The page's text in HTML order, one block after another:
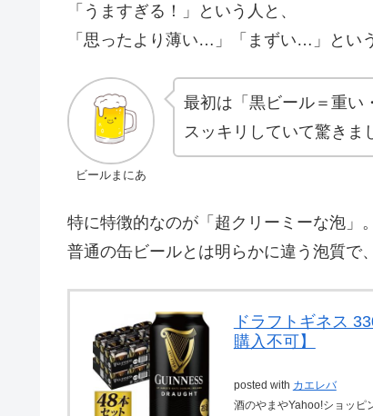
「うますぎる！」という人と、
「思ったより薄い…」「まずい…」とい
ビールまにあ
最初は「黒ビール＝重い
スッキリしていて驚きま
特に特徴的なのが「超クリーミーな泡」。
普通の缶ビールとは明らかに違う泡質で
ドラフトギネス
購入不可】
posted with カエレバ
酒のやまやYahoo!ショッピ